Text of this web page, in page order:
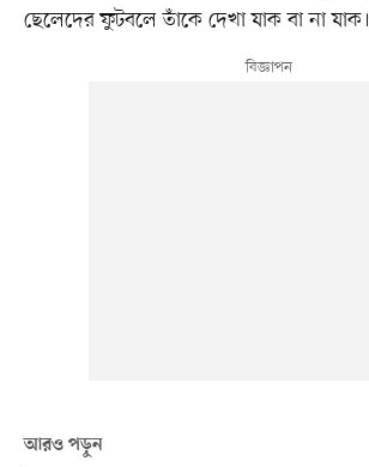
ছেলেদের ফুটবলে তাঁকে দেখা যাক বা না যাক।
আরও পড়ুন